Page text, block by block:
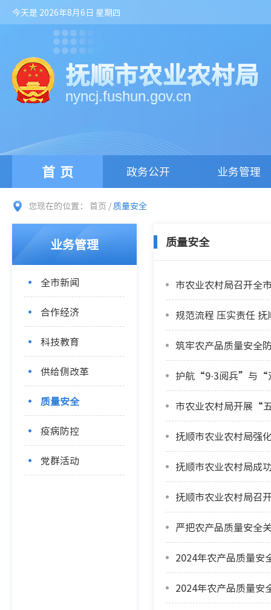
今天是 2026年8月6日 星期四
抚顺市农业农村局
nyncj.fushun.gov.cn
首页 政务公开 业务管理
您现在的位置： 首页 / 质量安全
业务管理
全市新闻
合作经济
科技教育
供给侧改革
质量安全
疫病防控
党群活动
质量安全
市农业农村局召开全
规范流程 压实责任
护航“9·3阅兵”与“
市农业农村局开展“
抚顺市农业农村局强
抚顺市农业农村局成
抚顺市农业农村局召
严把农产品质量安
2024年农产品质量安
2024年农产品质量安